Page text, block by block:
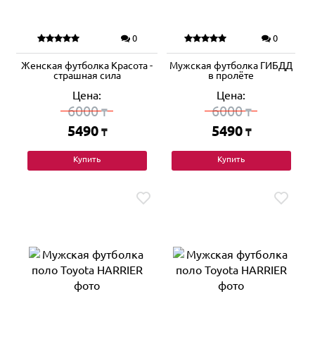
0
Женская футболка Красота -
страшная сила
Цена:
6000₸
5490 ₸
Купить
0
Мужская футболка ГИБДД
в пролёте
Цена:
6000₸
5490 ₸
Купить